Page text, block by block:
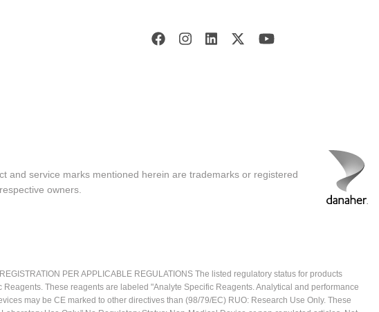
and service marks mentioned herein are trademarks or registered
owners.
PER APPLICABLE REGULATIONS The listed regulatory status for products
These reagents are labeled "Analyte Specific Reagents. Analytical and performance
may be CE marked to other directives than (98/79/EC) RUO: Research Use Only. These